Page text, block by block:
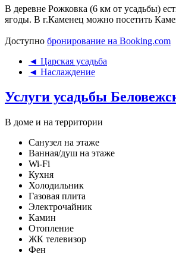
В деревне Рожковка (6 км от усадьбы)
ягоды. В г.Каменец можно поcетить
Доступно бронирование на Booking.com
◄ Царская усадьба
◄ Наслаждение
Услуги усадьбы
В доме и на территории
Санузел на этаже
Ванная/душ на этаже
Wi-Fi
Кухня
Холодильник
Газовая плита
Электрочайник
Камин
Отопление
ЖК телевизор
Фен